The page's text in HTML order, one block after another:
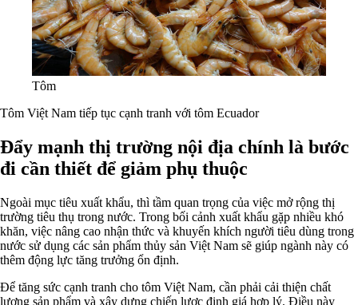
Tôm
Tôm Việt Nam tiếp tục cạnh tranh với tôm Ecuador
Đẩy mạnh thị trường nội địa chính là bước
đi cần thiết để giảm phụ thuộc
Ngoài mục tiêu xuất khẩu, thì tầm quan trọng của việc mở rộng thị
trường tiêu thụ trong nước. Trong bối cảnh xuất khẩu gặp nhiều khó
khăn, việc nâng cao nhận thức và khuyến khích người tiêu dùng trong
nước sử dụng các sản phẩm thủy sản Việt Nam sẽ giúp ngành này có
thêm động lực tăng trưởng ổn định.
Để tăng sức cạnh tranh cho tôm Việt Nam, cần phải cải thiện chất
lượng sản phẩm và xây dựng chiến lược định giá hợp lý. Điều này